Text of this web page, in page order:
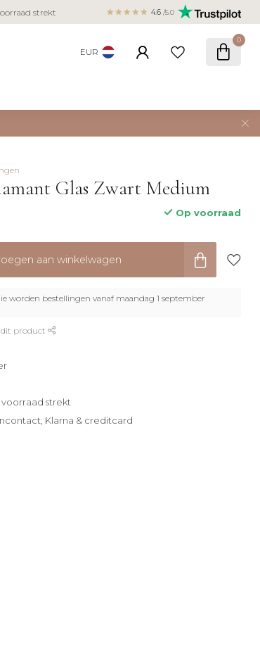
strekt Veilig betalen met iDEAL, Bancontact,
creditcard 4.6 /5.0
EUR
0
Glas Zwart Medium
Op voorraad
aan winkelwagen
worden bestellingen vanaf maandag 1 september
dit product
strekt
Klarna & creditcard